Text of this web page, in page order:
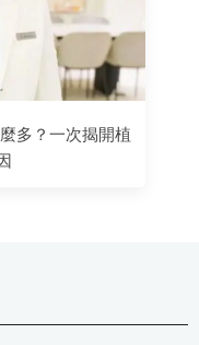
多？一次揭開植